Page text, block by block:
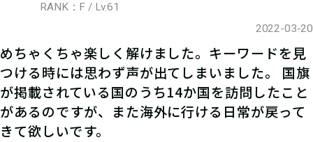
マイページで【クリアキーワード】を
入力して、ポイント手に入れよう！
RANK：F / Lv.61
2022-03-20
めちゃくちゃ楽しく解けました。キーワードを見
つける時には思わず声が出てしまいました。 国旗
が掲載されている国のうち14か国を訪問したこと
があるのですが、また海外に行ける日常が戻って
きて欲しいです。